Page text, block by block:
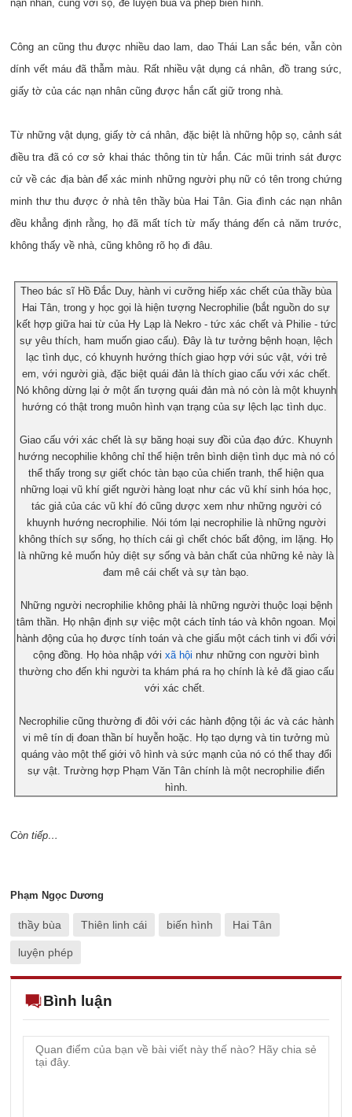
nạn nhân, cùng với sọ, để luyện bùa và phép biến hình.
Công an cũng thu được nhiều dao lam, dao Thái Lan sắc bén, vẫn còn
dính vết máu đã thẫm màu. Rất nhiều vật dụng cá nhân, đồ trang sức,
giấy tờ của các nạn nhân cũng được hắn cất giữ trong nhà.
Từ những vật dụng, giấy tờ cá nhân, đặc biệt là những hộp sọ, cảnh sát
điều tra đã có cơ sở khai thác thông tin từ hắn. Các mũi trinh sát được
cử về các địa bàn để xác minh những người phụ nữ có tên trong chứng
minh thư thu được ở nhà tên thầy bùa Hai Tân. Gia đình các nạn nhân
đều khẳng định rằng, họ đã mất tích từ mấy tháng đến cả năm trước,
không thấy về nhà, cũng không rõ họ đi đâu.
Theo bác sĩ Hồ Đắc Duy, hành vi cưỡng hiếp xác chết của thầy bùa
Hai Tân, trong y học gọi là hiện tượng Necrophilie (bắt nguồn do sự
kết hợp giữa hai từ của Hy Lạp là Nekro - tức xác chết và Philie - tức
sự yêu thích, ham muốn giao cấu). Đây là tư tưởng bệnh hoạn, lệch
lạc tình dục, có khuynh hướng thích giao hợp với súc vật, với trẻ
em, với người già, đặc biệt quái đản là thích giao cấu với xác chết.
Nó không dừng lại ở một ấn tượng quái đản mà nó còn là một khuynh
hướng có thật trong muôn hình vạn trạng của sự lệch lạc tình dục.
Giao cấu với xác chết là sự băng hoại suy đồi của đạo đức. Khuynh
hướng necophilie không chỉ thể hiện trên bình diện tình dục mà nó có
thể thấy trong sự giết chóc tàn bạo của chiến tranh, thể hiện qua
những loại vũ khí giết người hàng loạt như các vũ khí sinh hóa học,
tác giả của các vũ khí đó cũng dược xem như những người có
khuynh hướng necrophilie. Nói tóm lại necrophilie là những người
không thích sự sống, họ thích cái gì chết chóc bất động, im lặng. Họ
là những kẻ muốn hủy diệt sự sống và bản chất của những kẻ này là
đam mê cái chết và sự tàn bạo.
Những người necrophilie không phải là những người thuộc loại bệnh
tâm thần. Họ nhận định sự việc một cách tỉnh táo và khôn ngoan. Mọi
hành động của họ được tính toán và che giấu một cách tinh vi đối với
cộng đồng. Họ hòa nhập với xã hội như những con người bình
thường cho đến khi người ta khám phá ra họ chính là kẻ đã giao cấu
với xác chết.
Necrophilie cũng thường đi đôi với các hành động tội ác và các hành
vi mê tín dị đoan thần bí huyễn hoặc. Họ tạo dựng và tin tưởng mù
quáng vào một thế giới vô hình và sức mạnh của nó có thể thay đổi
sự vật. Trường hợp Phạm Văn Tân chính là một necrophilie điển
hình.
Còn tiếp…
Phạm Ngọc Dương
thầy bùa Thiên linh cái biến hình Hai Tân
luyện phép
Bình luận